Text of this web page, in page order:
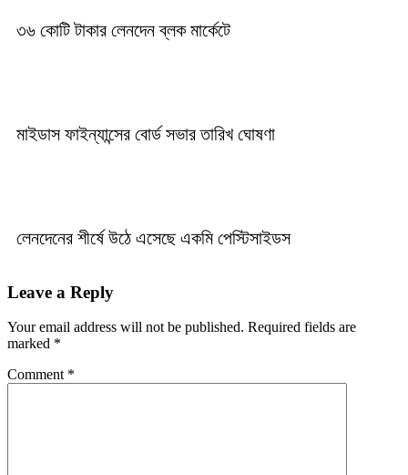
৩৬ কোটি টাকার লেনদেন ব্লক মার্কেটে
মাইডাস ফাইন্যান্সের বোর্ড সভার তারিখ ঘোষণা
লেনদেনের শীর্ষে উঠে এসেছে একমি পেস্টিসাইডস
Leave a Reply
Your email address will not be published. Required fields are
marked *
Comment *